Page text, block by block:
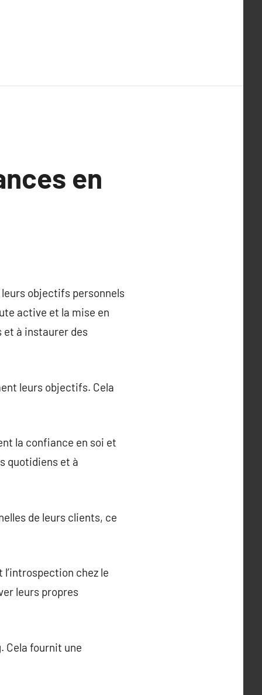
en
objectifs personnels
active et la mise en
et à instaurer des
leurs objectifs. Cela
la confiance en soi et
quotidiens et à
de leurs clients, ce
chez le
leurs propres
Cela fournit une